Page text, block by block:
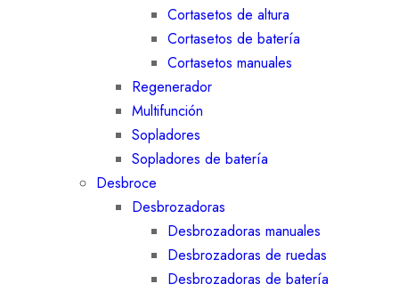
Cortasetos de altura
Cortasetos de batería
Cortasetos manuales
Regenerador
Multifunción
Sopladores
Sopladores de batería
Desbroce
Desbrozadoras
Desbrozadoras manuales
Desbrozadoras de ruedas
Desbrozadoras de batería